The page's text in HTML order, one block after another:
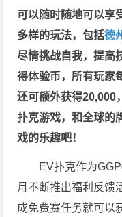
可以随时随地可以享
多样的玩法，包括德
尽情挑战自我，提高
得体验币，所有玩家
还可额外获得20,000
扑克游戏，和全球的
戏的乐趣吧！
EV扑克作为
月不断推出福利反馈
成免费赛任务就可